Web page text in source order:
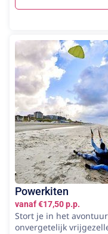
Powerkiten
vanaf €17,50 p.p.
Stort je in het
onvergetelijk